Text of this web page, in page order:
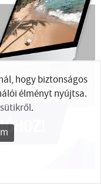
hogy biztonságos
élményt nyújtsa.
.